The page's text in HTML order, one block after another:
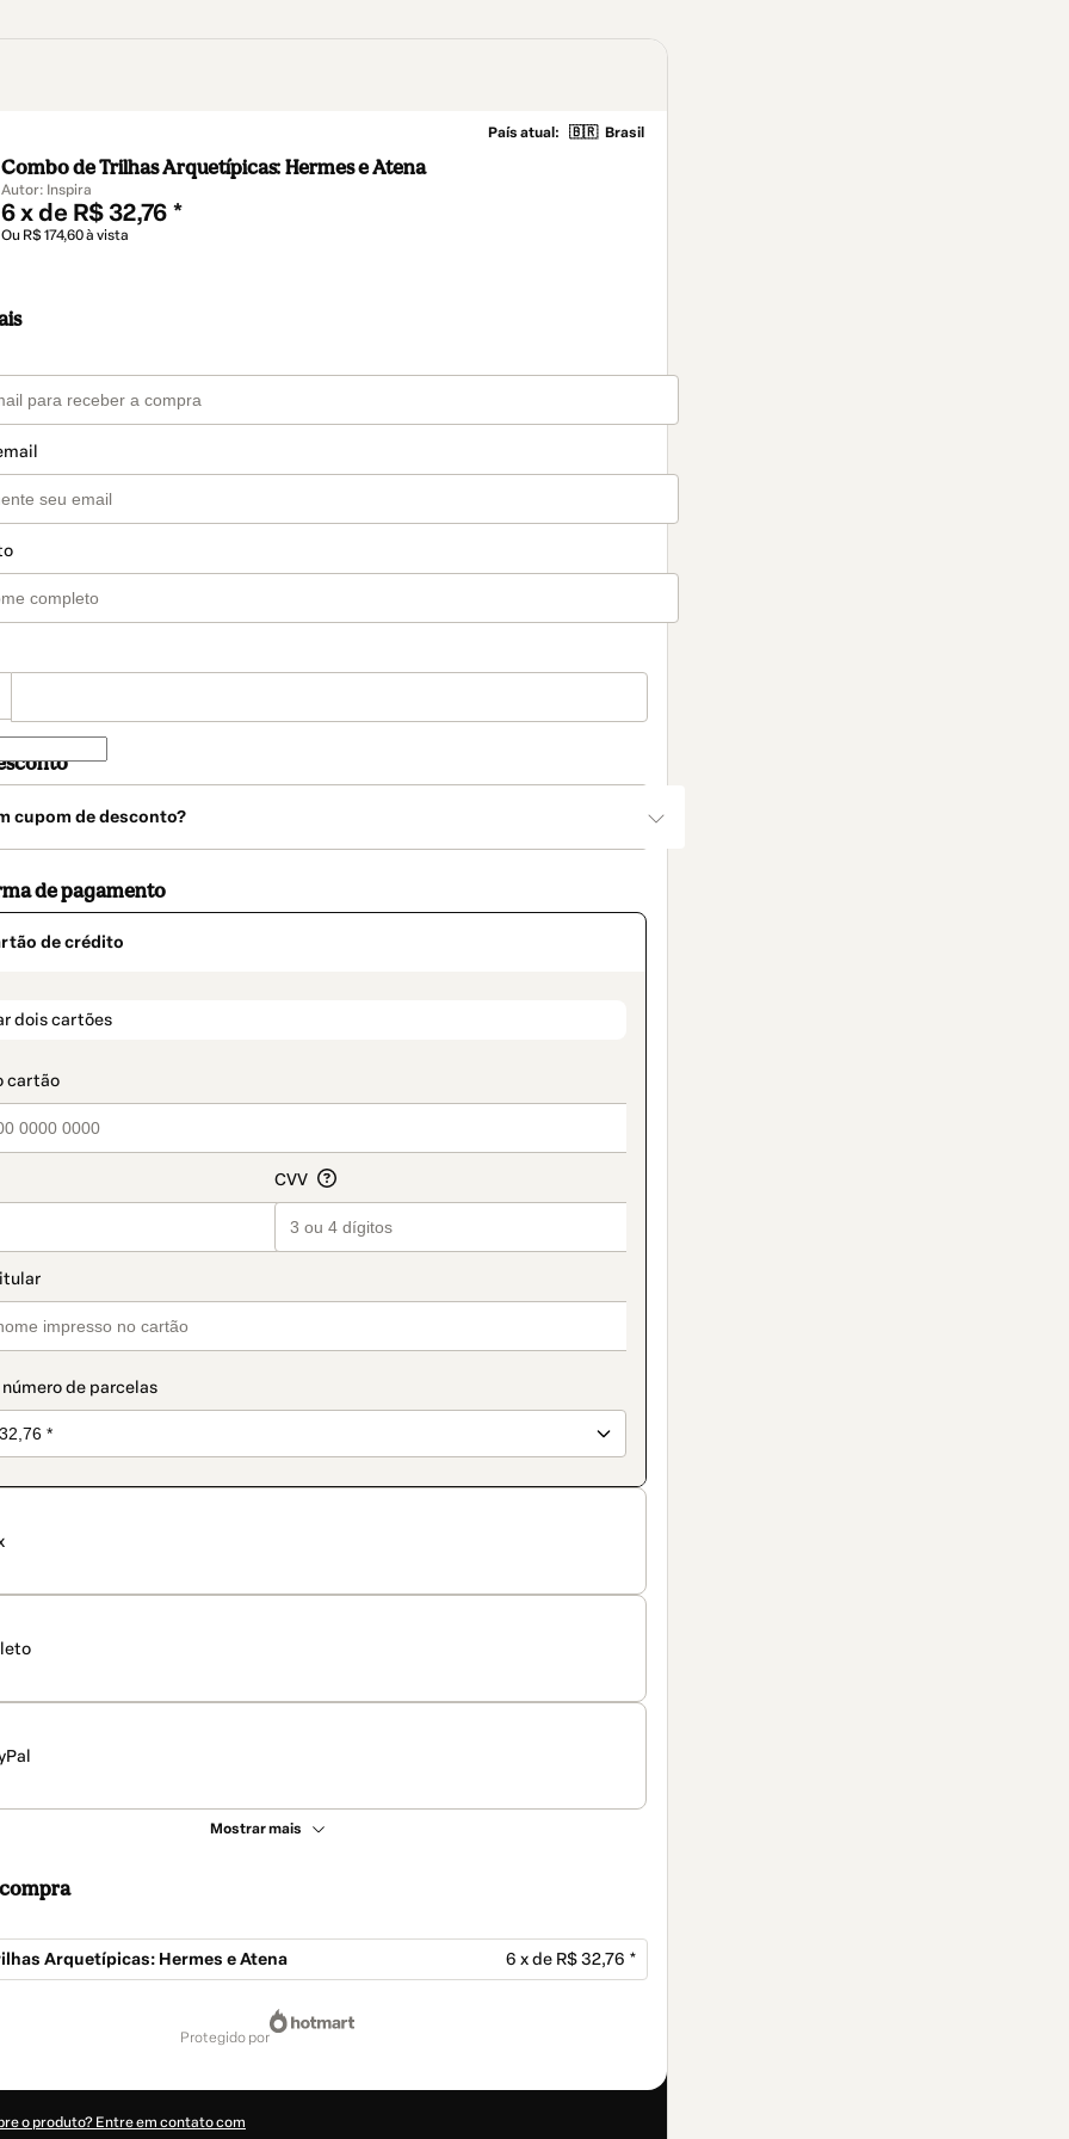
País atual: 🇧🇷 Brasil
Combo de Trilhas Arquetípicas: Hermes e Atena
Autor: Inspira
6 x de R$ 32,76 *
Ou R$ 174,60 à vista
cupom de desconto?
de pagamento
de crédito
dois cartões
de parcelas
Mostrar mais
Arquetípicas: Hermes e Atena 6 x de R$ 32,76 *
protegido por
o produto? Entre em contato com